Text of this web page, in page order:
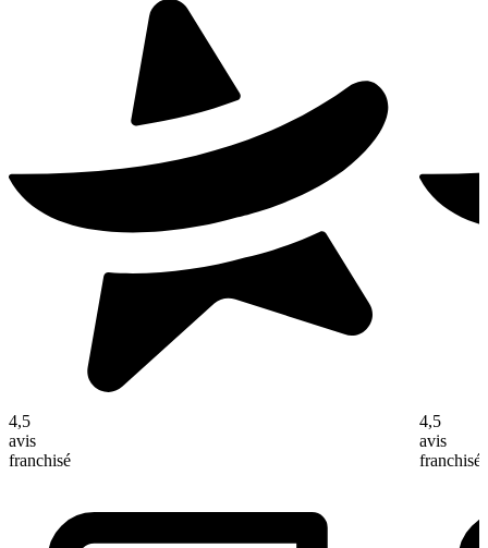
4,5
avis
franchisé
4,5
avis
franchisé